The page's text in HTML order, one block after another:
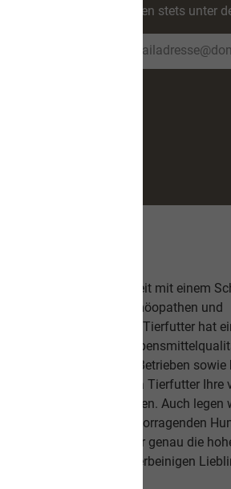
werden stets unter
ist in Zusammenarbeit mit einem
Tierheilpraktikern, Homöopathen und
worden. Das leckere Tierfutter hat
und weist
aus kontrollierten Betrieben
Sie mit unserem naVita Tierfutter Ihre
ernähren. Auch legen
gut geht. Unsere hervorragenden
Unternehmen kennen wir genau die
sowie unseren vierbeinigen